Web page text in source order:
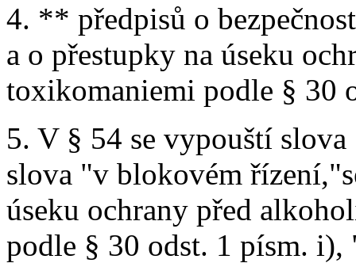
4. ** předpisů o
a o přestupky na úseku
toxikomaniemi podle § 30
5. V § 54 se vypouští slova
slova "v blokovém
úseku ochrany před
podle § 30 odst. 1 písm. i),